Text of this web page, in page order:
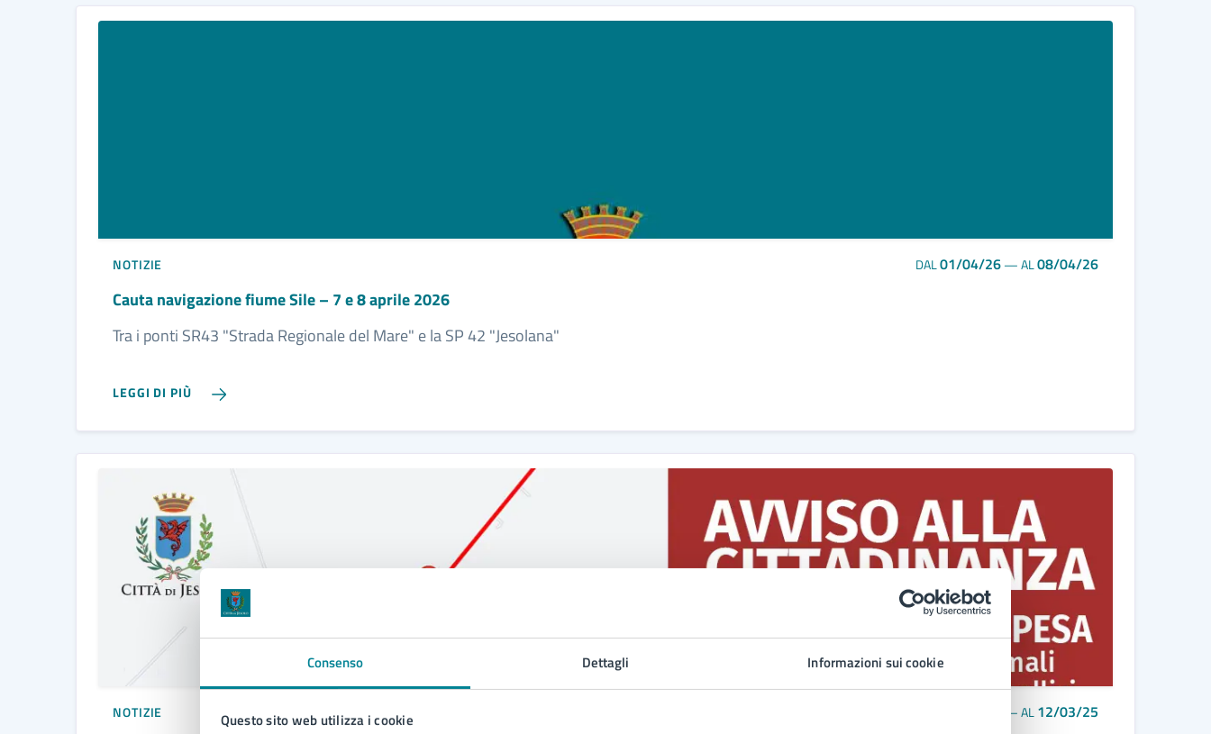
Consenso Dettagli Informazioni sui cookie
Questo sito web utilizza i cookie
NOTIZIE DAL01/04/26—AL08/04/26
Cauta navigazione fiume Sile – 7 e 8 aprile 2026
Tra i ponti SR43 "Strada Regionale del Mare" e la SP 42 "Jesolana"
LEGGI DI PIÙ
NOTIZIE —AL12/03/25